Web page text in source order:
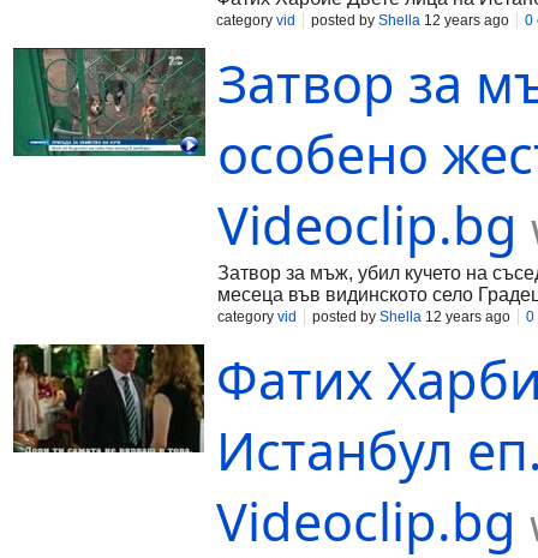
category vid posted by Shella 12 years ago 0
Затвор за
особено
Videoclip.bg
Затвор за мъж, убил кучето на
месеца във видинското село
category vid posted by Shella 12 years ago 0
Фатих
Истанбул
Videoclip.bg